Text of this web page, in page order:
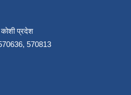
प्रदेश
570813